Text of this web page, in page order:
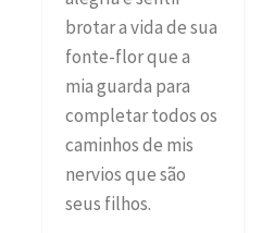
brotar a vida de sua
fonte-flor que a
mia guarda para
completar todos os
caminhos de mis
nervios que são
seus filhos.